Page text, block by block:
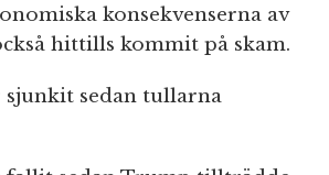
konsekvenserna av
hittills kommit på skam.
sedan tullarna